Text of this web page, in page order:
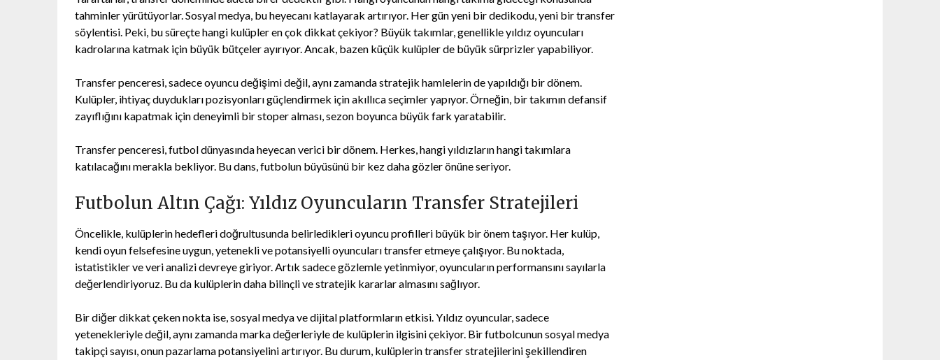
tahminler yürütüyorlar. Sosyal medya, bu heyecanı katlayarak artırıyor. Her gün yeni bir dedikodu, yeni bir transfer
söylentisi. Peki, bu süreçte hangi kulüpler en çok dikkat çekiyor? Büyük takımlar, genellikle yıldız oyuncuları
kadrolarına katmak için büyük bütçeler ayırıyor. Ancak, bazen küçük kulüpler de büyük sürprizler yapabiliyor.
Transfer penceresi, sadece oyuncu değişimi değil, aynı zamanda stratejik hamlelerin de yapıldığı bir dönem.
Kulüpler, ihtiyaç duydukları pozisyonları güçlendirmek için akıllıca seçimler yapıyor. Örneğin, bir takımın defansif
zayıflığını kapatmak için deneyimli bir stoper alması, sezon boyunca büyük fark yaratabilir.
Transfer penceresi, futbol dünyasında heyecan verici bir dönem. Herkes, hangi yıldızların hangi takımlara
katılacağını merakla bekliyor. Bu dans, futbolun büyüsünü bir kez daha gözler önüne seriyor.
Futbolun Altın Çağı: Yıldız Oyuncuların Transfer Stratejileri
Öncelikle, kulüplerin hedefleri doğrultusunda belirledikleri oyuncu profilleri büyük bir önem taşıyor. Her kulüp,
kendi oyun felsefesine uygun, yetenekli ve potansiyelli oyuncuları transfer etmeye çalışıyor. Bu noktada,
istatistikler ve veri analizi devreye giriyor. Artık sadece gözlemle yetinmiyor, oyuncuların performansını sayılarla
değerlendiriyoruz. Bu da kulüplerin daha bilinçli ve stratejik kararlar almasını sağlıyor.
Bir diğer dikkat çeken nokta ise, sosyal medya ve dijital platformların etkisi. Yıldız oyuncular, sadece
yetenekleriyle değil, aynı zamanda marka değerleriyle de kulüplerin ilgisini çekiyor. Bir futbolcunun sosyal medya
takipçi sayısı, onun pazarlama potansiyelini artırıyor. Bu durum, kulüplerin transfer stratejilerini şekillendiren